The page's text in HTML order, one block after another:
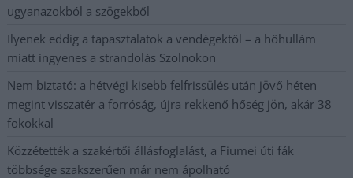
ugyanazokból a szögekből
Ilyenek eddig a tapasztalatok a vendégektől – a hőhullám
miatt ingyenes a strandolás Szolnokon
Nem biztató: a hétvégi kisebb felfrissülés után jövő héten
megint visszatér a forróság, újra rekkenő hőség jön, akár 38
fokokkal
Közzétették a szakértői állásfoglalást, a Fiumei úti fák
többsége szakszerűen már nem ápolható